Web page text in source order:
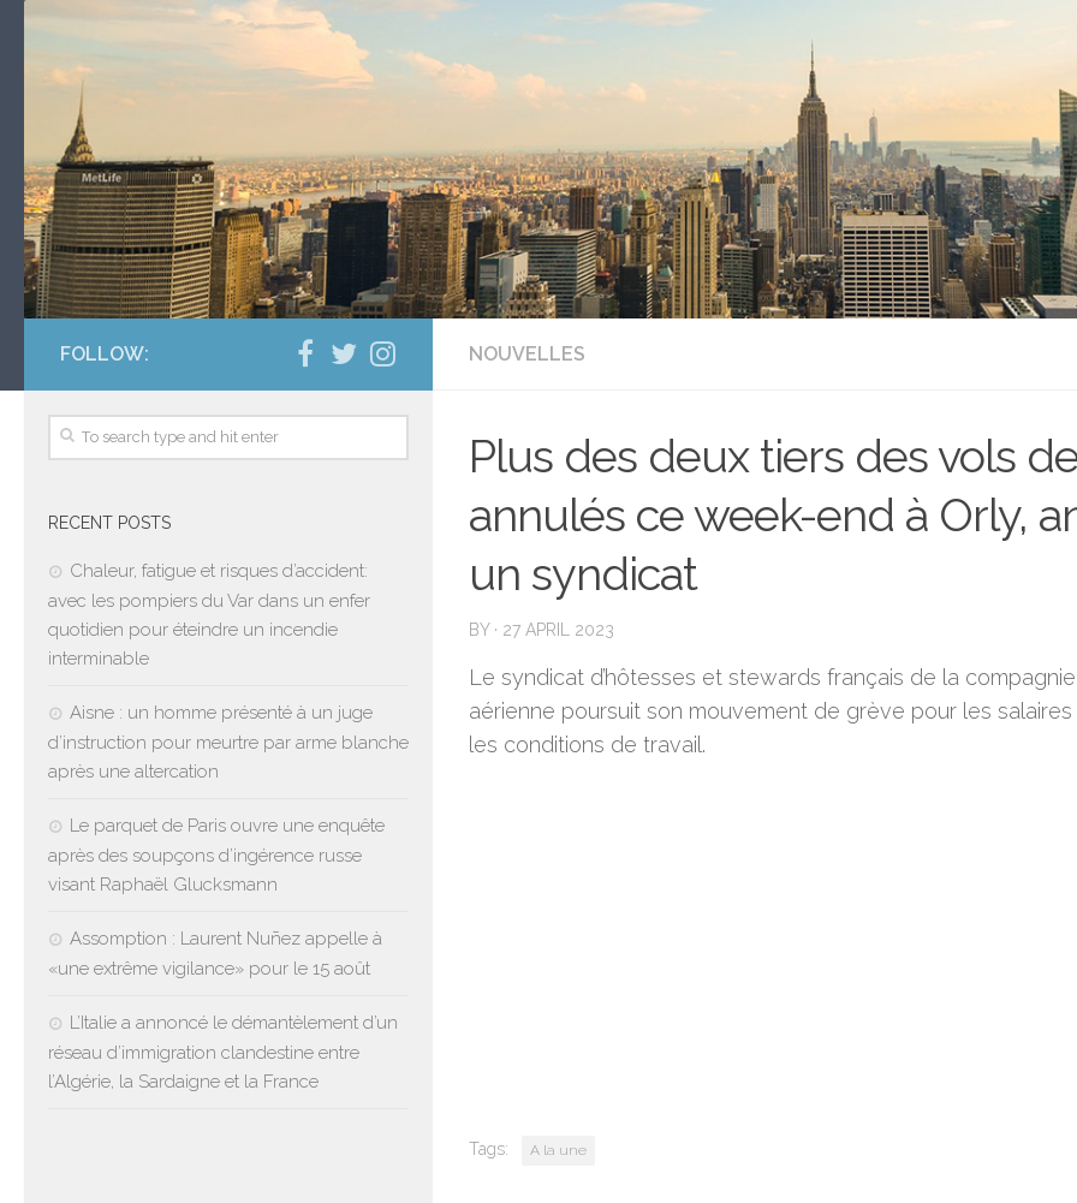
NOUVELLES
Plus des deux tiers des vols
annulés ce week-end à Orly,
un syndicat
BY · 27 APRIL 2023
Le syndicat d’hôtesses et stewards français de la compagnie
aérienne poursuit son mouvement de grève pour les salaires
les conditions de travail.
Tags: A la une
FOLLOW:
RECENT POSTS
Chaleur, fatigue et risques d’accident:
avec les pompiers du Var dans un enfer
quotidien pour éteindre un incendie
interminable
Aisne : un homme présenté à un juge
d’instruction pour meurtre par arme blanche
après une altercation
Le parquet de Paris ouvre une enquête
après des soupçons d’ingérence russe
visant Raphaël Glucksmann
Assomption : Laurent Nuñez appelle à
«une extrême vigilance» pour le 15 août
L’Italie a annoncé le démantèlement d’un
réseau d’immigration clandestine entre
l’Algérie, la Sardaigne et la France